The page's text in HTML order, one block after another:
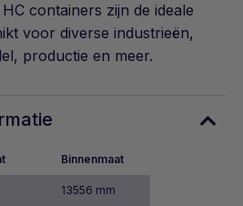
containers zijn de ideale
voor diverse industrieën,
productie en meer.
Binnenmaat
13556 mm